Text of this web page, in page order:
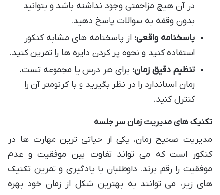
در آن هیچ مزاحمتی وجود نداشته باشد و بتوانید
بدون وقفه به سوالات پاسخ دهید.
پاسخنامه واقعی: از پاسخنامه های مشابه کنکور
استفاده کنید و نحوه پر کردن دایره ها را تمرین کنید.
تنظیم دقیق زمان: برای هر درس یا مجموعه تست،
زمان استاندارد را در نظر بگیرید و با کرنومتر آن را
کنترل کنید.
تکنیک های مدیریت زمان سر جلسه
مدیریت صحیح زمان، یکی از حیاتی ترین مهارت ها در
کنکور است که می تواند تفاوت بین موفقیت و عدم
موفقیت را رقم بزند. داوطلبان با یادگیری و تمرین تکنیک
های زیر، می توانند به بهترین شکل از زمان خود بهره